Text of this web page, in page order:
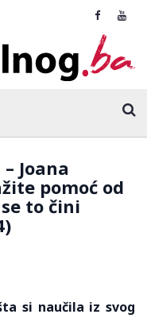
– Joana
pomoć od
to čini
si naučila iz svog